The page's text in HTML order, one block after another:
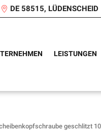
DE 58515, LÜDENSCHEID
LEISTUNGEN
geschlitzt